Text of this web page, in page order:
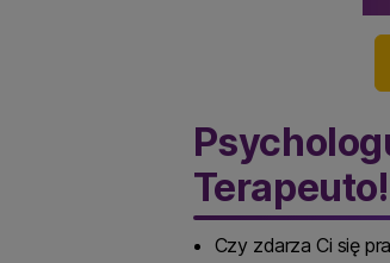
Terapeuto!
Czy zdarza Ci się